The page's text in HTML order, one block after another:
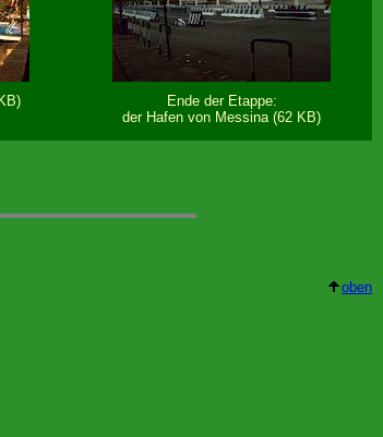
Ende der Etappe:
der Hafen von Messina (62 KB)
oben